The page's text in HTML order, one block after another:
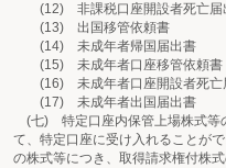
(12) 非課税口座開設者死亡届
(13) 出国移管依頼書
(14) 未成年者帰国届出書
(15) 未成年者口座移管依頼書
(16) 未成年者口座開設者死亡
(17) 未成年者出国届出書
(七) 特定口座内保管上場株式等
て、特定口座に受け入れることが
の株式等につき、取得請求権付株